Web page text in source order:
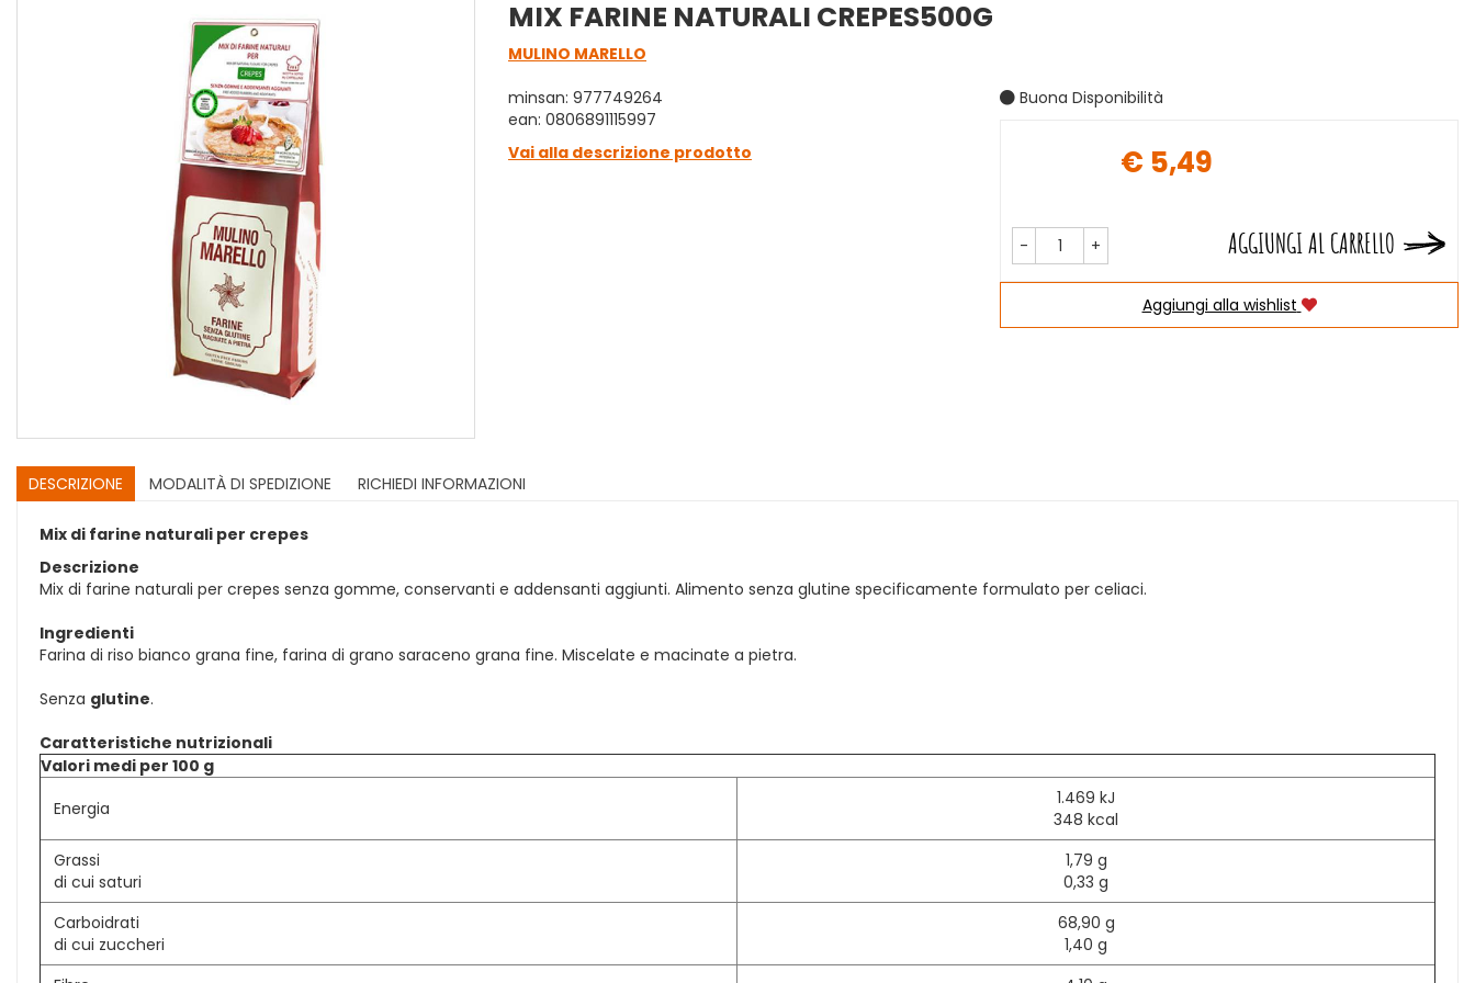
MIX FARINE NATURALI CREPES500G
MULINO MARELLO
minsan: 977749264
ean: 0806891115997
Vai alla descrizione prodotto
Buona Disponibilità
€ 5,49
- + AGGIUNGI AL CARRELLO
Aggiungi alla wishlist
DESCRIZIONE MODALITÀ DI SPEDIZIONE RICHIEDI INFORMAZIONI
Mix di farine naturali per crepes
Descrizione
Mix di farine naturali per crepes senza gomme, conservanti e addensanti aggiunti. Alimento senza glutine specificamente formulato per celiaci.
Ingredienti
Farina di riso bianco grana fine, farina di grano saraceno grana fine. Miscelate e macinate a pietra.
Senza glutine.
Caratteristiche nutrizionali
Valori medi per 100 g
Energia
1.469 kJ
348 kcal
Grassi
di cui saturi
1,79 g
0,33 g
Carboidrati
di cui zuccheri
68,90 g
1,40 g